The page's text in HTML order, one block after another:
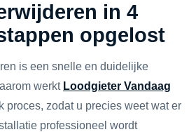
in 4
opgelost
is een snelle en duidelijke
werkt Loodgieter Vandaag
proces, zodat u precies weet wat er
professioneel wordt